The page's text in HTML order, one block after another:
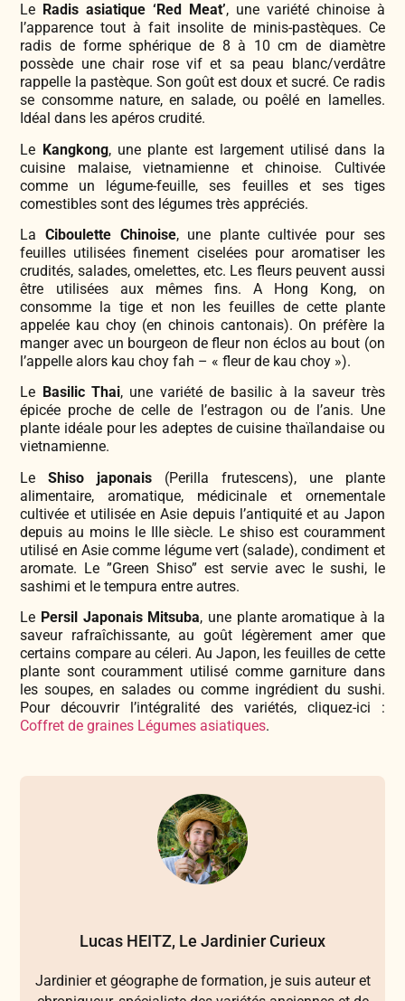
Le Radis asiatique ‘Red Meat’, une variété chinoise à
l’apparence tout à fait insolite de minis-pastèques. Ce
radis de forme sphérique de 8 à 10 cm de diamètre
possède une chair rose vif et sa peau blanc/verdâtre
rappelle la pastèque. Son goût est doux et sucré. Ce radis
se consomme nature, en salade, ou poêlé en lamelles.
Idéal dans les apéros crudité.
Le Kangkong, une plante est largement utilisé dans la
cuisine malaise, vietnamienne et chinoise. Cultivée
comme un légume-feuille, ses feuilles et ses tiges
comestibles sont des légumes très appréciés.
La Ciboulette Chinoise, une plante cultivée pour ses
feuilles utilisées finement ciselées pour aromatiser les
crudités, salades, omelettes, etc. Les fleurs peuvent aussi
être utilisées aux mêmes fins. A Hong Kong, on
consomme la tige et non les feuilles de cette plante
appelée kau choy (en chinois cantonais). On préfère la
manger avec un bourgeon de fleur non éclos au bout (on
l’appelle alors kau choy fah – « fleur de kau choy »).
Le Basilic Thai, une variété de basilic à la saveur très
épicée proche de celle de l’estragon ou de l’anis. Une
plante idéale pour les adeptes de cuisine thaïlandaise ou
vietnamienne.
LeShiso japonais (Perilla frutescens), une plante
alimentaire, aromatique, médicinale et ornementale
cultivée et utilisée en Asie depuis l’antiquité et au Japon
depuis au moins le IIIe siècle. Le shiso est couramment
utilisé en Asie comme légume vert (salade), condiment et
aromate. Le ”Green Shiso” est servie avec le sushi, le
sashimi et le tempura entre autres.
Le Persil Japonais Mitsuba, une plante aromatique à la
saveur rafraîchissante, au goût légèrement amer que
certains compare au céleri. Au Japon, les feuilles de cette
plante sont couramment utilisé comme garniture dans
les soupes, en salades ou comme ingrédient du sushi.
Pour découvrir l’intégralité des variétés, cliquez-ici :
Coffret de graines Légumes asiatiques.
Lucas HEITZ, Le Jardinier Curieux
Jardinier et géographe de formation, je suis auteur et